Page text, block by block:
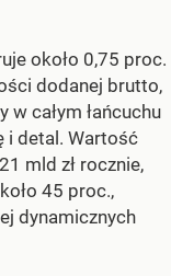
około 0,75 proc.
dodanej brutto,
całym łańcuchu
i detal. Wartość
mld zł rocznie,
45 proc.,
dynamicznych